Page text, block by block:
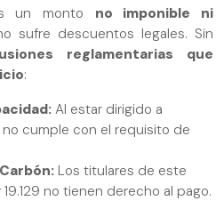
un monto no imponible ni
sufre descuentos legales. Sin
reglamentarias que
:
Al estar dirigido a
no cumple con el requisito de
Los titulares de este
no tienen derecho al pago.